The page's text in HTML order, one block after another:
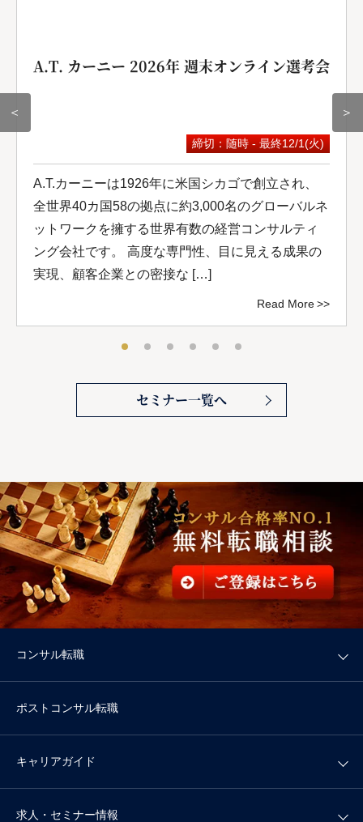
＜
A.T. カーニー 2026年 週末オンライン選考会
締切：随時 - 最終12/1(火)
A.T.カーニーは1926年に米国シカゴで創立され、
全世界40カ国58の拠点に約3,000名のグローバルネ
ットワークを擁する世界有数の経営コンサルティ
ング会社です。 高度な専門性、目に見える成果の
実現、顧客企業との密接な […]
Read More
＞
セミナー一覧へ
コンサル転職
ポストコンサル転職
キャリアガイド
求人・セミナー情報